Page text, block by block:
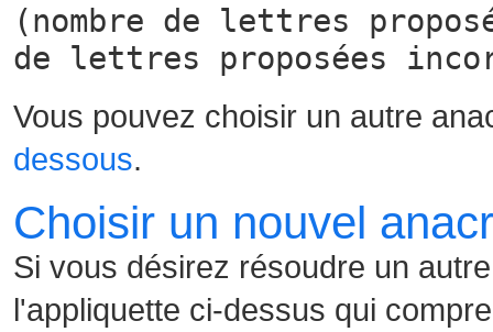
(nombre de lettres
de lettres proposées
Vous pouvez choisir un autre
dessous.
Choisir un nouvel
Si vous désirez résoudre un
l'appliquette ci-dessus qui